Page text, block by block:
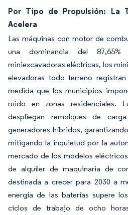
Por Tipo de Propulsión: La
Acelera
Las máquinas con motor de
una dominancia del
miniexcavadoras eléctricas, los
elevadoras todo terreno
medida que los municipios
ruido en zonas residenciales.
despliegan remolques de
generadores híbridos,
mitigando la inquietud por la
mercado de los modelos
de alquiler de maquinaria de
destinada a crecer para 2030 a
energía de las baterías supere
ciclos de trabajo de ocho